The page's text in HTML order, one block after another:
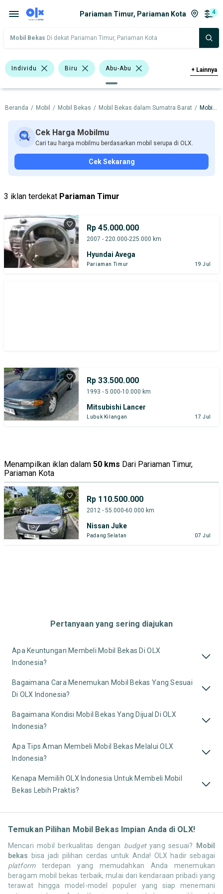
Pariaman Timur, Pariaman Kota 4
Mobil Bekas Di dekat Pariaman Timur, Pariaman Kota
Individu Biru Abu-Abu
Hijau Hatchback Sedan
BMW Datsun Hyundai
Mitsubishi Nissan
+ Lainnya
Beranda / Mobil / Mobil Bekas / Mobil Bekas dalam Sumatra Barat / Mobil Bekas dalam Pariaman Kota
Cek Harga Mobilmu
Cari tau harga mobilmu berdasarkan mobil serupa di OLX.
Cek Sekarang
3 iklan terdekat Pariaman Timur
Rp 45.000.000
2007 - 220.000-225.000 km
Hyundai Avega
Pariaman Timur 19 Jul
Rp 33.500.000
1993 - 5.000-10.000 km
Mitsubishi Lancer
Lubuk Kilangan 17 Jul
Menampilkan iklan dalam 50 kms Dari Pariaman Timur,
Pariaman Kota
Rp 110.500.000
2012 - 55.000-60.000 km
Nissan Juke
Padang Selatan 07 Jul
Pertanyaan yang sering diajukan
Apa Keuntungan Membeli Mobil Bekas Di OLX
Indonesia?
Bagaimana Cara Menemukan Mobil Bekas Yang Sesuai
Di OLX Indonesia?
Bagaimana Kondisi Mobil Bekas Yang Dijual Di OLX
Indonesia?
Apa Tips Aman Membeli Mobil Bekas Melalui OLX
Indonesia?
Kenapa Memilih OLX Indonesia Untuk Membeli Mobil
Bekas Lebih Praktis?
Temukan Pilihan Mobil Bekas Impian Anda di OLX!
Mencari mobil berkualitas dengan budgetyang sesuai? Mobil
bekas bisa jadi pilihan cerdas untuk Anda! OLX hadir sebagai
platformterdepan yang memudahkan Anda menemukan
beragam mobil bekas terbaik, mulai dari kendaraan pribadi yang
terawat hingga model-model populer yang siap menemani